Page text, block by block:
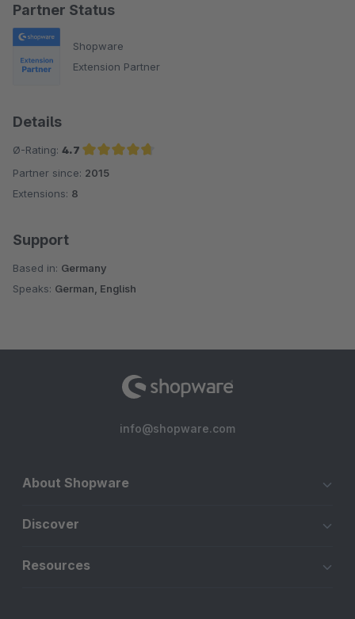
Partner Status
Shopware
Extension Partner
Details
Ø-Rating: 4.7
Average rating of 4.7 out of 5 stars
Partner since: 2015
Extensions: 8
Support
Based in: Germany
Speaks: German, English
info@shopware.com
About Shopware
Discover
Resources